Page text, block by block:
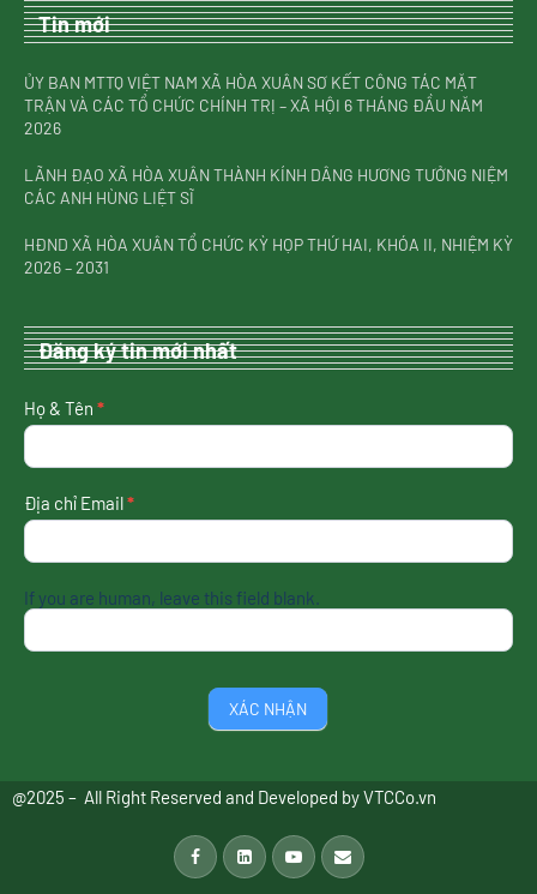
Tin mới
ỦY BAN MTTQ VIỆT NAM XÃ HÒA XUÂN SƠ KẾT CÔNG TÁC MẶT
TRẬN VÀ CÁC TỔ CHỨC CHÍNH TRỊ – XÃ HỘI 6 THÁNG ĐẦU NĂM
2026
LÃNH ĐẠO XÃ HÒA XUÂN THÀNH KÍNH DÂNG HƯƠNG TƯỞNG NIỆM
CÁC ANH HÙNG LIỆT SĨ
HĐND XÃ HÒA XUÂN TỔ CHỨC KỲ HỌP THỨ HAI, KHÓA II, NHIỆM KỲ
2026 – 2031
Đăng ký tin mới nhất
nhận
tin
nhất
Họ & Tên *
Địa chỉ Email*
If you are human, leave this field blank.
XÁC NHẬN
@2025 – All Right Reserved and Developed byVTCCo.vn